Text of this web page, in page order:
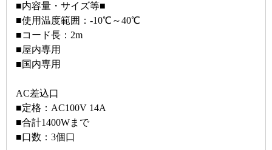
■内容量・サイズ等■
■使用温度範囲：-10℃～40℃
■コード長：2m
■屋内専用
■国内専用
AC差込口
■定格：AC100V 14A
■合計1400Wまで
■口数：3個口